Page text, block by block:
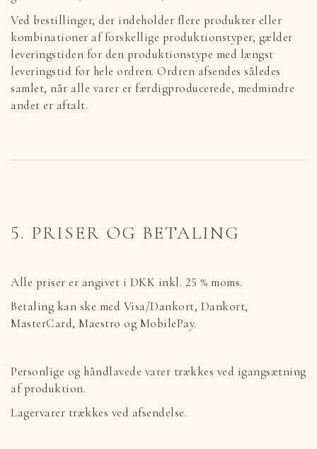
Ved bestillinger, der indeholder flere produkter eller
kombinationer af forskellige produktionstyper, gælder
leveringstiden for den produktionstype med længst
leveringstid for hele ordren. Ordren afsendes således
samlet, når alle varer er færdigproducerede, medmindre
andet er aftalt.
5. PRISER OG BETALING
Alle priser er angivet i DKK inkl. 25 % moms.
Betaling kan ske med Visa/Dankort, Dankort,
MasterCard, Maestro og MobilePay.
Personlige og håndlavede varer trækkes ved igangsætning
af produktion.
Lagervarer trækkes ved afsendelse.